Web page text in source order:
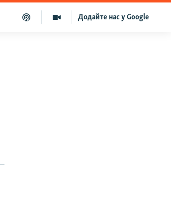
Додайте нас у Google